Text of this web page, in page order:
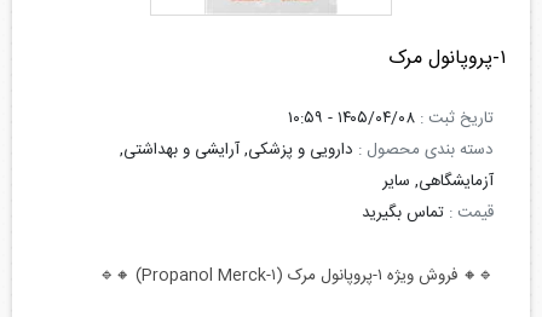
۱-پروپانول مرک
تاریخ ثبت : ۱۴۰۵/۰۴/۰۸ - ۱۰:۵۹
دسته بندی محصول : دارویی و پزشکی, آرایشی و بهداشتی,
آزمایشگاهی, سایر
قیمت : تماس بگیرید
🔹🔸 فروش ویژه ۱-پروپانول مرک (۱-Propanol Merck) 🔸🔹